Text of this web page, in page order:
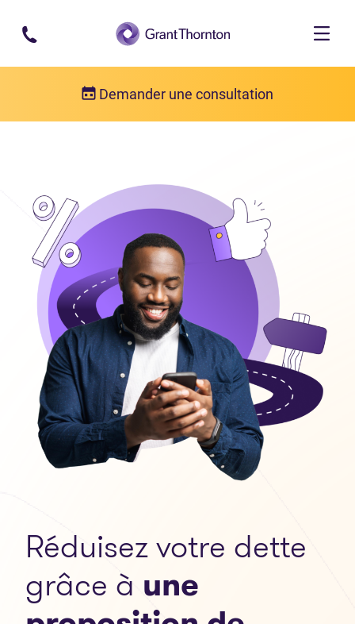
Passer au contenu principal
Demander une consultation
Réduisez votre dette
grâce à une